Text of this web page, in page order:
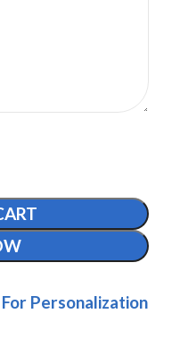
Personalization